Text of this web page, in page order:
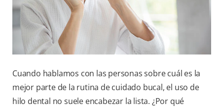
Cuando hablamos con las personas sobre cuál es la
mejor parte de la rutina de cuidado bucal, el uso de
hilo dental no suele encabezar la lista. ¿Por qué